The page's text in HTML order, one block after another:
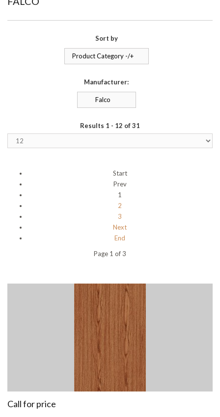
Sort by
Product Category -/+
Manufacturer:
Falco
Results 1 - 12 of 31
Start
Prev
1
2
3
Next
End
Page 1 of 3
Call for price